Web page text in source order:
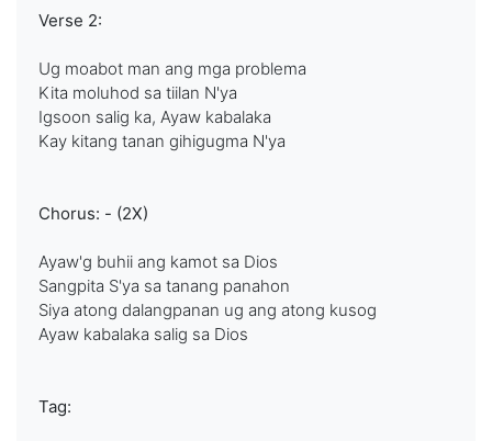
Verse 2:
Ug moabot man ang mga problema
Kita moluhod sa tiilan N'ya
Igsoon salig ka, Ayaw kabalaka
Kay kitang tanan gihigugma N'ya
Chorus: - (2X)
Ayaw'g buhii ang kamot sa Dios
Sangpita S'ya sa tanang panahon
Siya atong dalangpanan ug ang atong kusog
Ayaw kabalaka salig sa Dios
Tag: